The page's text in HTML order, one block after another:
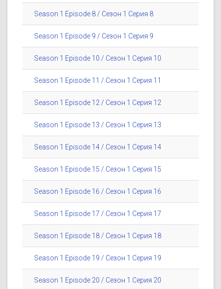
Season 1 Episode 8 / Сезон 1 Серия 8
Season 1 Episode 9 / Сезон 1 Серия 9
Season 1 Episode 10 / Сезон 1 Серия 10
Season 1 Episode 11 / Сезон 1 Серия 11
Season 1 Episode 12 / Сезон 1 Серия 12
Season 1 Episode 13 / Сезон 1 Серия 13
Season 1 Episode 14 / Сезон 1 Серия 14
Season 1 Episode 15 / Сезон 1 Серия 15
Season 1 Episode 16 / Сезон 1 Серия 16
Season 1 Episode 17 / Сезон 1 Серия 17
Season 1 Episode 18 / Сезон 1 Серия 18
Season 1 Episode 19 / Сезон 1 Серия 19
Season 1 Episode 20 / Сезон 1 Серия 20